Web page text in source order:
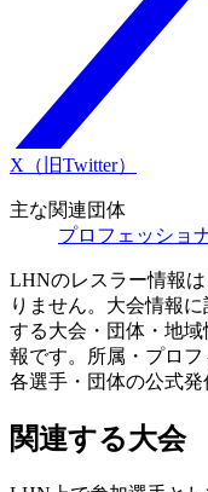
X（旧Twitter）
主な関連団体
プロフェッショ
LHNのレスラー情報
りません。大会情報
する大会・団体・地
報です。所属・プロフ
各選手・団体の公式発
関連する大会